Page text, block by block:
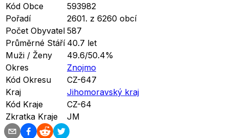
Kód Obce
593982
Pořadí
2601. z 6260 obcí
Počet Obyvatel 587
Průměrné Stáří 40.7 let
Muži / Ženy
49.6/50.4%
Okres
Znojmo
Kód Okresu
CZ-647
Kraj
Jihomoravský kraj
Kód Kraje
CZ-64
Zkratka Kraje
JM